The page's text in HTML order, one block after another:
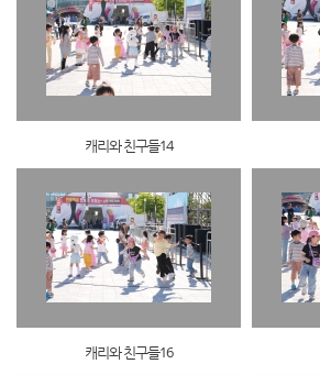
캐리와 친구들14
캐리와 친구들16